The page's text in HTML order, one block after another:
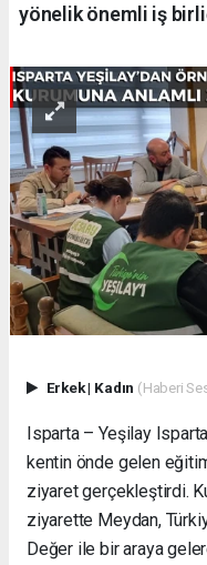
yönelik önemli iş
Erkek| Kadın (Haberi
Isparta – Yeşilay
kentin önde gelen
ziyaret gerçekleştirdi.
ziyarette Meydan,
Değer ile bir araya